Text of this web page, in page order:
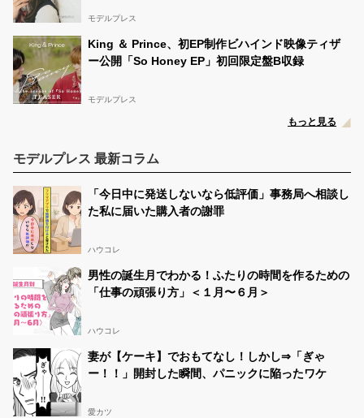
モデルプレス
King ＆ Prince、初EP制作ビハインド映像ティザ
ー公開「So Honey EP」初回限定盤B収録
モデルプレス
もっと見る
モデルプレス 最新コラム
「今日中に発送しないなら低評価」事務局へ相談し
た私に届いた購入者の謝罪
ハウコレ
男性の誕生月でわかる！ふたりの時間を作るための
「仕事の頑張り方」＜１月〜６月＞
ハウコレ
妻が【ケーキ】でおもてなし！しかし⇒「ぎゃ
ー！！」開封した瞬間、パニックに陥ったワケ
愛カツ